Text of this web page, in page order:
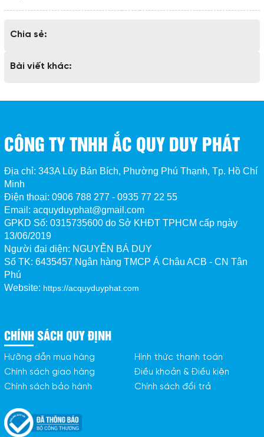
Chia sẻ:
Bài viết khác:
CÔNG TY TNHH ẮC QUY DUY PHÁT
Địa chỉ: 343A Lũy Bán Bích, Phường Phú Thạnh, Tp. Hồ Chí
Minh
Điện thoại: 0906 788 277 - 0935 77 22 55
Email: acquyduyphat@gmail.com
GPKD Số: 0315735600 do Sở KHĐT TPHCM cấp ngày
13/06/2019
Người đại diện: NGUYỄN BÁ DUY
Số TK: 6435457 Ngân hàng TMCP Á Châu ACB - CN Tân
Phú
Website: https://acquyduyphat.com
CHÍNH SÁCH QUY ĐỊNH
Hưỡng dẫn mua hàng
Hình thức thanh toán
Chính sách giao hàng
Điều khoản & Điều kiện
Chính sách bảo hành
Chính sách đổi trả